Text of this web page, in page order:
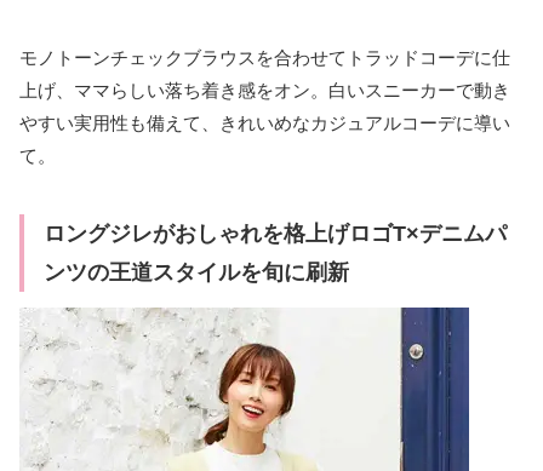
モノトーンチェックブラウスを合わせてトラッドコーデに仕
上げ、ママらしい落ち着き感をオン。白いスニーカーで動き
やすい実用性も備えて、きれいめなカジュアルコーデに導い
て。
ロングジレがおしゃれを格上げロゴT×デニムパ
ンツの王道スタイルを旬に刷新